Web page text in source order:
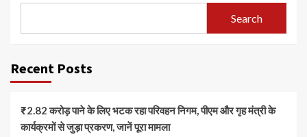
Search
Recent Posts
₹2.82 करोड़ पाने के लिए भटक रहा परिवहन निगम, पीएम और गृह मंत्री के
कार्यक्रमों से जुड़ा प्रकरण, जानें पूरा मामला